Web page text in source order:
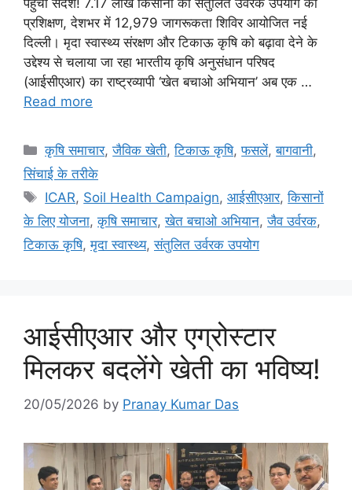
पहुंचा संदेश! 7.17 लाख किसानों को संतुलित उर्वरक उपयोग का
प्रशिक्षण, देशभर में 12,979 जागरूकता शिविर आयोजित नई
दिल्ली। मृदा स्वास्थ्य संरक्षण और टिकाऊ कृषि को बढ़ावा देने के
उद्देश्य से चलाया जा रहा भारतीय कृषि अनुसंधान परिषद
(आईसीएआर) का राष्ट्रव्यापी ‘खेत बचाओ अभियान’ अब एक …
Read more
कृषि समाचार,जैविक खेती,टिकाऊ कृषि,फसलें,बागवानी,
सिंचाई के तरीके
ICAR, Soil Health Campaign,आईसीएआर,किसानों
के लिए योजना,कृषि समाचार,खेत बचाओ अभियान,जैव उर्वरक,
टिकाऊ कृषि,मृदा स्वास्थ्य,संतुलित उर्वरक उपयोग
आईसीएआर और एग्रोस्टार
मिलकर बदलेंगे खेती का भविष्य!
20/05/2026 by Pranay Kumar Das